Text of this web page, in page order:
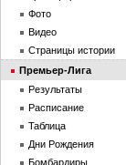
Фото
Видео
Страницы истории
Премьер-Лига
Результаты
Расписание
Таблица
Дни Рождения
Бомбардиры